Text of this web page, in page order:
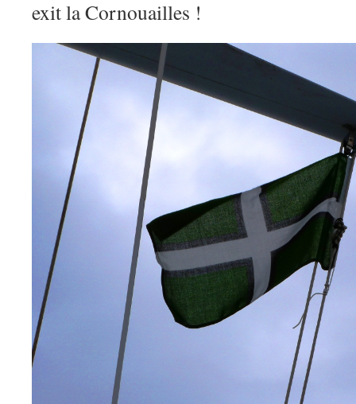
exit la Cornouailles !